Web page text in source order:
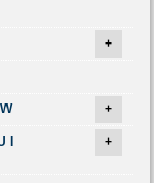
+
+
I
+